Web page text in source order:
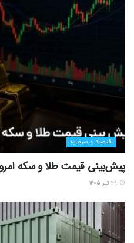
اقتصاد و سرمایه
پیش‌بینی قیمت طلا و سکه امروز؛ سه